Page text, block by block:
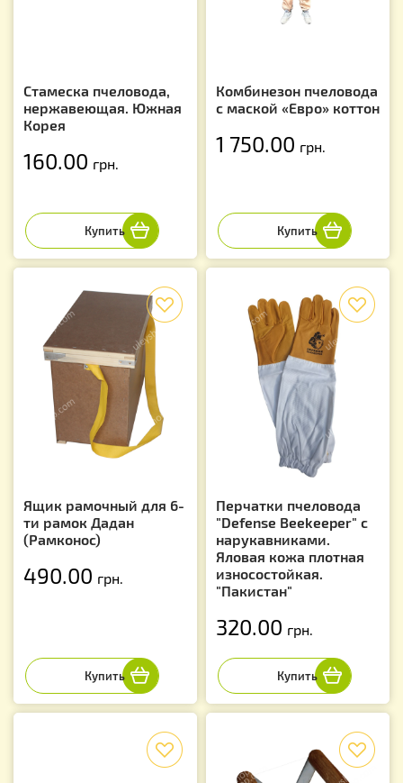
Стамеска пчеловода,
нержавеющая. Южная
Корея
160.00 грн.
Комбинезон пчеловода
с маской «Евро» коттон
1 750.00 грн.
Ящик рамочный для 6-
ти рамок Дадан
(Рамконос)
490.00 грн.
Перчатки пчеловода
"Defense Beekeeper" с
нарукавниками.
Яловая кожа плотная
износостойкая.
"Пакистан"
320.00 грн.